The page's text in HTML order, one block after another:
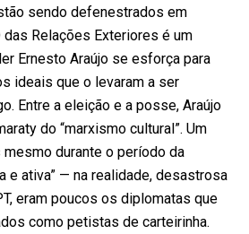
sendo defenestrados em
Relações Exteriores é um
Ernesto Araújo se esforça para
ideais que o levaram a ser
Entre a eleição e a posse, Araújo
do “marxismo cultural”. Um
durante o período da
e ativa” — na realidade, desastrosa
eram poucos os diplomatas que
como petistas de carteirinha.